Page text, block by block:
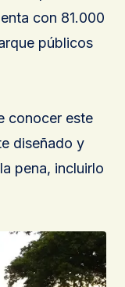
con 81.000
públicos
conocer este
diseñado y
pena, incluirlo